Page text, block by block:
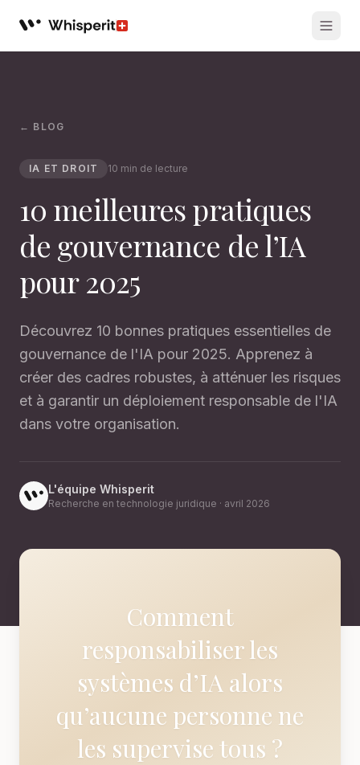
Whisperit AI legal workspace
← BLOG
IA ET DROIT 10 min de lecture
10 meilleures pratiques
de gouvernance de l’IA
pour 2025
Découvrez 10 bonnes pratiques essentielles de
gouvernance de l'IA pour 2025. Apprenez à
créer des cadres robustes, à atténuer les risques
et à garantir un déploiement responsable de l'IA
dans votre organisation.
L'équipe Whisperit
Recherche en technologie juridique · avril 2026
Comment
responsabiliser les
systèmes d’IA alors
qu’aucune personne ne
les supervise tous ?